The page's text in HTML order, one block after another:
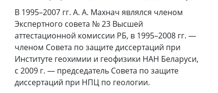
В 1995–2007 гг. А. А. Махнач являлся членом
Экспертного совета № 23 Высшей
аттестационной комиссии РБ, в 1995–2008 гг. —
членом Совета по защите диссертаций при
Институте геохимии и геофизики НАН Беларуси,
с 2009 г. — председатель Совета по защите
диссертаций при НПЦ по геологии.